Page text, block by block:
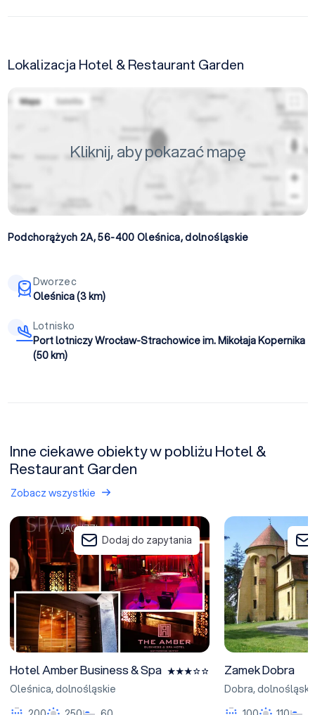
Lokalizacja Hotel & Restaurant Garden
Kliknij, aby pokazać mapę
Podchorążych 2A, 56-400 Oleśnica,dolnośląskie
Dworzec
Oleśnica (3 km)
Lotnisko
Port lotniczy Wrocław-Strachowice im. Mikołaja Kopernika
(50 km)
Inne ciekawe obiekty w pobliżu Hotel &
Restaurant Garden
Zobacz wszystkie
Hotel Amber Business & Spa
Dodaj do zapytania
Hotel Amber Business & Spa
Oleśnica,dolnośląskie
Zamek Dobra
Zamek Dobra
Dobra,